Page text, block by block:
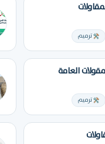
ترميم
العامة
ترميم